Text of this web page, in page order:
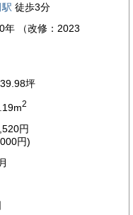
徒歩3分
年 （改修：2023
39.98坪
2
円
円)